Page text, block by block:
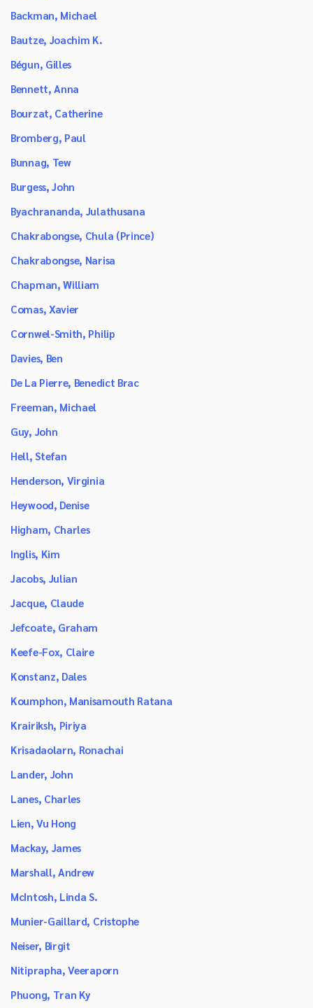
Backman, Michael
Bautze, Joachim K.
Bégun, Gilles
Bennett, Anna
Bourzat, Catherine
Bromberg, Paul
Bunnag, Tew
Burgess, John
Byachrananda, Julathusana
Chakrabongse, Chula (Prince)
Chakrabongse, Narisa
Chapman, William
Comas, Xavier
Cornwel-Smith, Philip
Davies, Ben
De La Pierre, Benedict Brac
Freeman, Michael
Guy, John
Hell, Stefan
Henderson, Virginia
Heywood, Denise
Higham, Charles
Inglis, Kim
Jacobs, Julian
Jacque, Claude
Jefcoate, Graham
Keefe-Fox, Claire
Konstanz, Dales
Koumphon, Manisamouth Ratana
Krairiksh, Piriya
Krisadaolarn, Ronachai
Lander, John
Lanes, Charles
Lien, Vu Hong
Mackay, James
Marshall, Andrew
McIntosh, Linda S.
Munier-Gaillard, Cristophe
Neiser, Birgit
Nitiprapha, Veeraporn
Phuong, Tran Ky